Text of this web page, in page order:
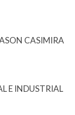
CASIMIRA
E INDUSTRIAL